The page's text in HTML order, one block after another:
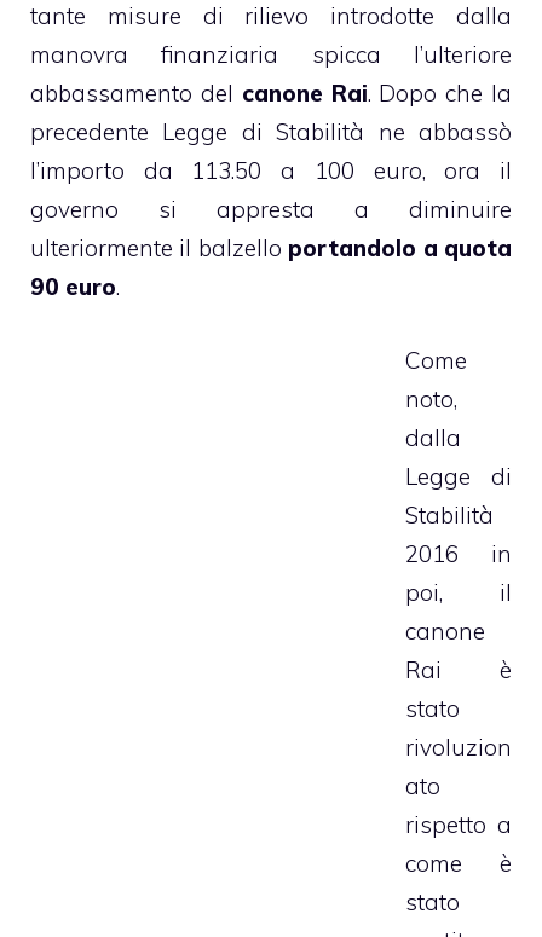
tante misure di rilievo introdotte dalla
manovra finanziaria spicca l’ulteriore
abbassamento del canone Rai. Dopo che la
precedente Legge di Stabilità ne abbassò
l’importo da 113.50 a 100 euro, ora il
governo si appresta a diminuire
ulteriormente il balzello portandolo a quota
90 euro.
Come
noto,
dalla
Legge di
Stabilità
2016 in
poi, il
canone
Rai è
stato
rivoluzion
ato
rispetto a
come è
stato